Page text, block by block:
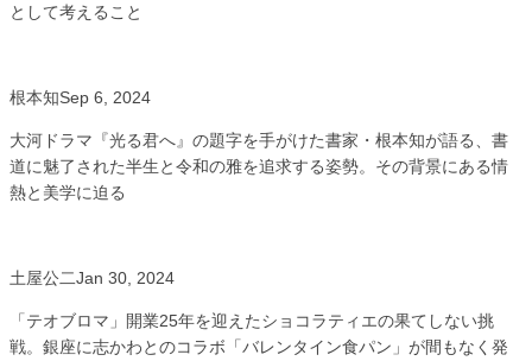
として考えること
根本知Sep 6, 2024
大河ドラマ『光る君へ』の題字を手がけた書家・根本知が語る、書
道に魅了された半生と令和の雅を追求する姿勢。その背景にある情
熱と美学に迫る
土屋公二Jan 30, 2024
「テオブロマ」開業25年を迎えたショコラティエの果てしない挑
戦。銀座に志かわとのコラボ「バレンタイン食パン」が間もなく発